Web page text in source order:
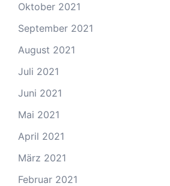
Oktober 2021
September 2021
August 2021
Juli 2021
Juni 2021
Mai 2021
April 2021
März 2021
Februar 2021